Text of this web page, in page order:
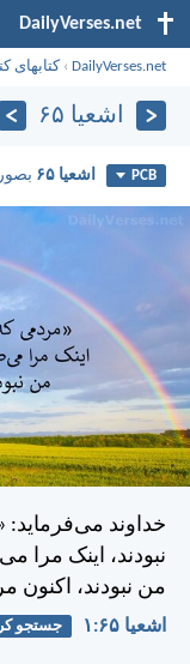
DailyVerses.net
DailyVerses.net
›کتابهای
اشعيا ۶۵
PCB اشعيا ۶۵
خداوند
نبودند، اينک مرا
من نبودند، اكنون
اشعيا ۶۵:‏۱ جستجو